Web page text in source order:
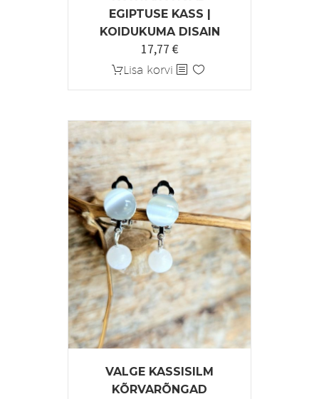
EGIPTUSE KASS |
KOIDUKUMA DISAIN
17,77 €
Lisa korvi
VALGE KASSISILM
KÕRVARÕNGAD